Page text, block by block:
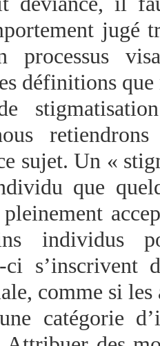
jugé
processus
définitions
sujet. Un «
que
pleinement
individus
ci s’inscrivent
comme si
catégorie